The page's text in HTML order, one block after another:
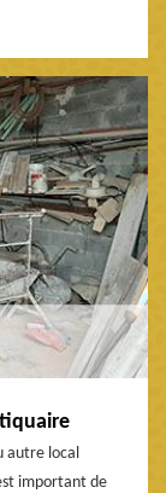
autre local
important de